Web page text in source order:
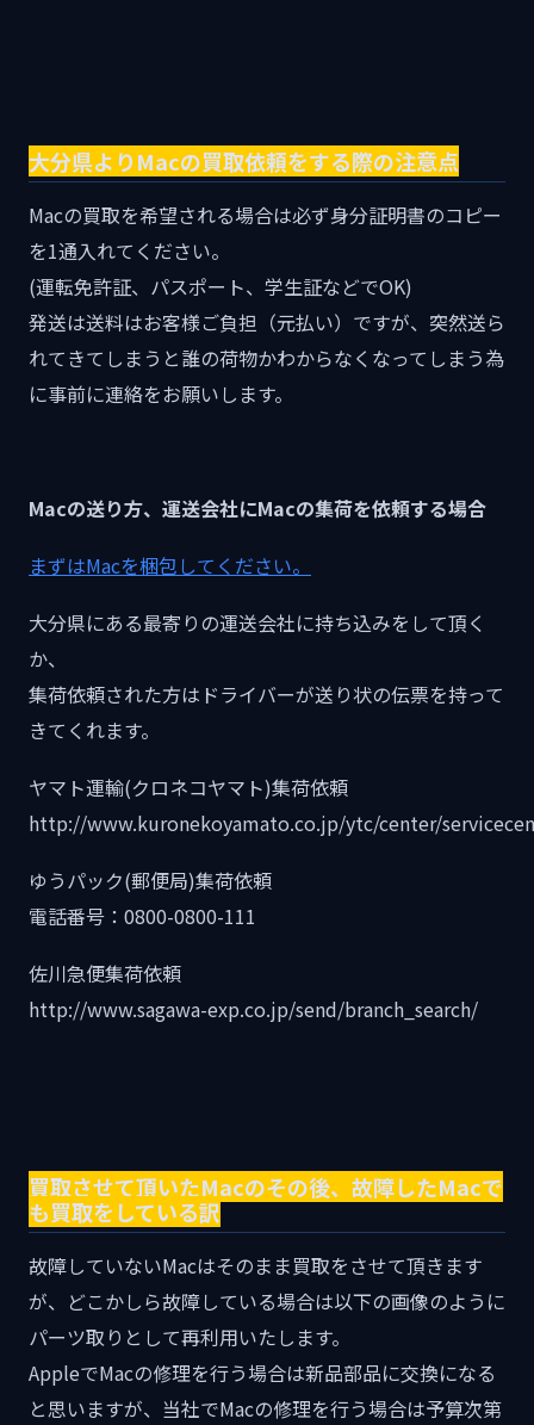
大分県よりMacの買取依頼をする際の注意点
Macの買取を希望される場合は必ず身分証明書のコピー
を1通入れてください。
(運転免許証、パスポート、学生証などでOK)
発送は送料はお客様ご負担（元払い）ですが、突然送ら
れてきてしまうと誰の荷物かわからなくなってしまう為
に事前に連絡をお願いします。
Macの送り方、運送会社にMacの集荷を依頼する場合
まずはMacを梱包してください。
大分県にある最寄りの運送会社に持ち込みをして頂く
か、
集荷依頼された方はドライバーが送り状の伝票を持って
きてくれます。
ヤマト運輸(クロネコヤマト)集荷依頼
http://www.kuronekoyamato.co.jp/ytc/center/
ゆうパック(郵便局)集荷依頼
電話番号：0800-0800-111
佐川急便集荷依頼
http://www.sagawa-exp.co.jp/send/branch_search/
買取させて頂いたMacのその後、故障したMacで
も買取をしている訳
故障していないMacはそのまま買取をさせて頂きます
が、どこかしら故障している場合は以下の画像のように
パーツ取りとして再利用いたします。
AppleでMacの修理を行う場合は新品部品に交換になる
と思いますが、当社でMacの修理を行う場合は予算次第